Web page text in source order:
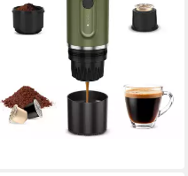
Tragbare Kaffeemaschine
15 bar Pumpendruck
UVP 159,00 €
mtl. in 12 Raten
-34%
lieferbar - in 3-4 Werktagen bei dir